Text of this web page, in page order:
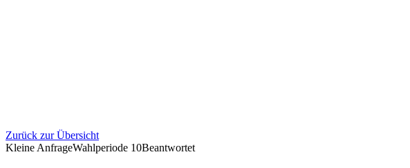
Zurück zur Übersicht
Kleine AnfrageWahlperiode 10Beantwortet